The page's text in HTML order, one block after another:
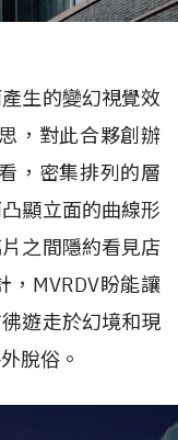
生的變幻視覺效
，對此合夥創辦
，密集排列的層
顯立面的曲線形
之間隱約看見店
MVRDV盼能讓
遊走於幻境和現
脫俗。